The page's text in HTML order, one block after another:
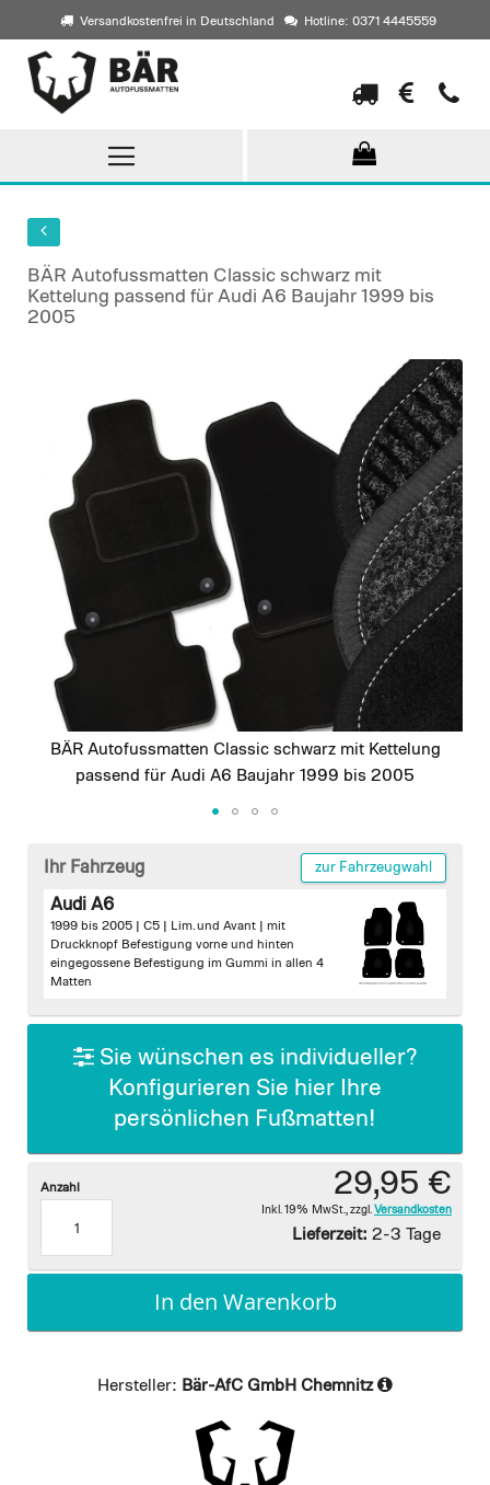
Versandkostenfrei in Deutschland Hotline: 0371 4445559
Direkt
zum
Inhalt
BÄR Autofussmatten Classic schwarz mit
Kettelung passend für Audi A6 Baujahr 1999 bis
2005
images
gallery
BÄR Autofussmatten Classic schwarz mit Kettelung
passend für Audi A6 Baujahr 1999 bis 2005
beginning
images
Ihr Fahrzeug zur Fahrzeugwahl
Audi A6
1999 bis 2005 | C5 | Lim. und Avant | mit
Druckknopf Befestigung vorne und hinten
eingegossene Befestigung im Gummi in allen 4
Matten
Sie wünschen es individueller?
Konfigurieren Sie hier Ihre
persönlichen Fußmatten!
29,95 €
Inkl. 19% MwSt. zzgl. Versandkosten
Lieferzeit: 2-3 Tage
Anzahl
In den Warenkorb
Hersteller: Bär-AfC GmbH Chemnitz